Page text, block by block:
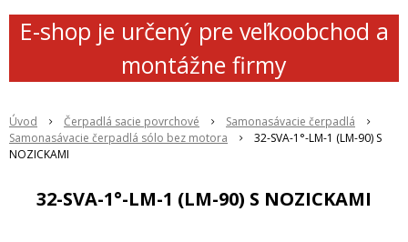
E-shop je určený pre veľkoobchod a
montážne firmy
Úvod Čerpadlá sacie povrchové
Samonasávacie čerpadlá
Samonasávacie čerpadlá sólo bez motora
32-SVA-1°-LM-1 (LM-90) S
NOZICKAMI
32-SVA-1°-LM-1 (LM-90) S NOZICKAMI